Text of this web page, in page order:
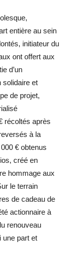
entière au sein
initiateur du
ont offert aux
d’un
solidaire et
de projet,
récoltés après
à la
€ obtenus
créé en
hommage aux
le terrain
de cadeau de
actionnaire à
renouveau
une part et